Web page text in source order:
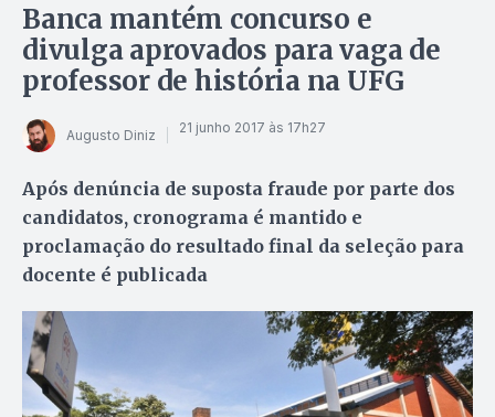
Banca mantém concurso e
divulga aprovados para vaga de
professor de história na UFG
Augusto Diniz 21 junho 2017 às 17h27
Após denúncia de suposta fraude por parte dos
candidatos, cronograma é mantido e
proclamação do resultado final da seleção para
docente é publicada